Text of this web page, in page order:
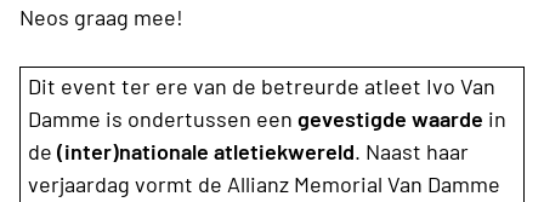
Neos graag mee!
Dit event ter ere van de betreurde atleet Ivo Van
Damme is ondertussen een gevestigde waarde in
de (inter)nationale atletiekwereld. Naast haar
verjaardag vormt de Allianz Memorial Van Damme